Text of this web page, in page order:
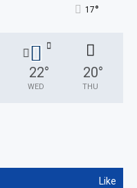
17°
22°
WED
20°
THU
Like